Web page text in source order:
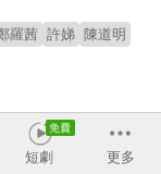
羅茜 許娣 陳道明
短劇 更多